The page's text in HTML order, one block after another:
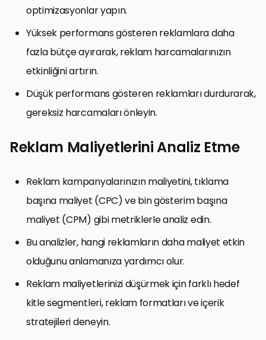
optimizasyonlar yapın.
Yüksek performans gösteren reklamlara daha
fazla bütçe ayırarak, reklam harcamalarınızın
etkinliğini artırın.
Düşük performans gösteren reklamları durdurarak,
gereksiz harcamaları önleyin.
Reklam Maliyetlerini Analiz Etme
Reklam kampanyalarınızın maliyetini, tıklama
başına maliyet (CPC) ve bin gösterim başına
maliyet (CPM) gibi metriklerle analiz edin.
Bu analizler, hangi reklamların daha maliyet etkin
olduğunu anlamanıza yardımcı olur.
Reklam maliyetlerinizi düşürmek için farklı hedef
kitle segmentleri, reklam formatları ve içerik
stratejileri deneyin.